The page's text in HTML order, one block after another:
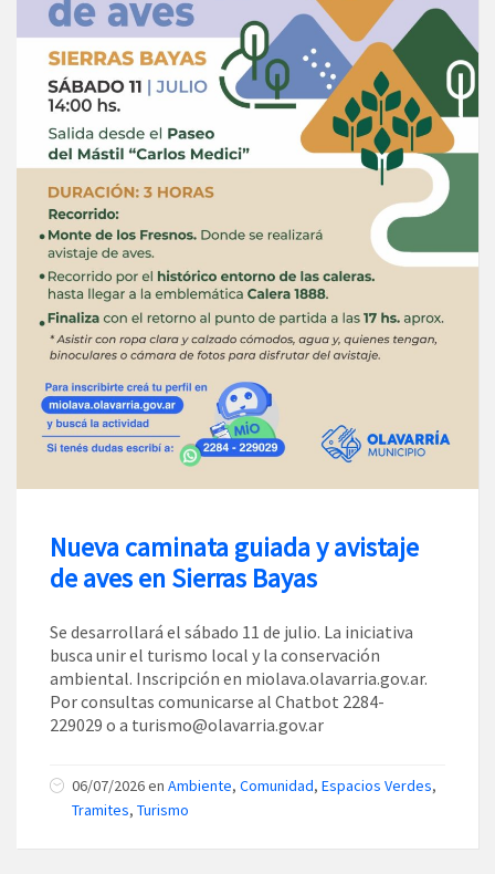
Nueva caminata guiada y avistaje
de aves en Sierras Bayas
Se desarrollará el sábado 11 de julio. La iniciativa
busca unir el turismo local y la conservación
ambiental. Inscripción en miolava.olavarria.gov.ar.
Por consultas comunicarse al Chatbot 2284-
229029 o a turismo@olavarria.gov.ar
06/07/2026en Ambiente, Comunidad, Espacios Verdes,
Tramites, Turismo